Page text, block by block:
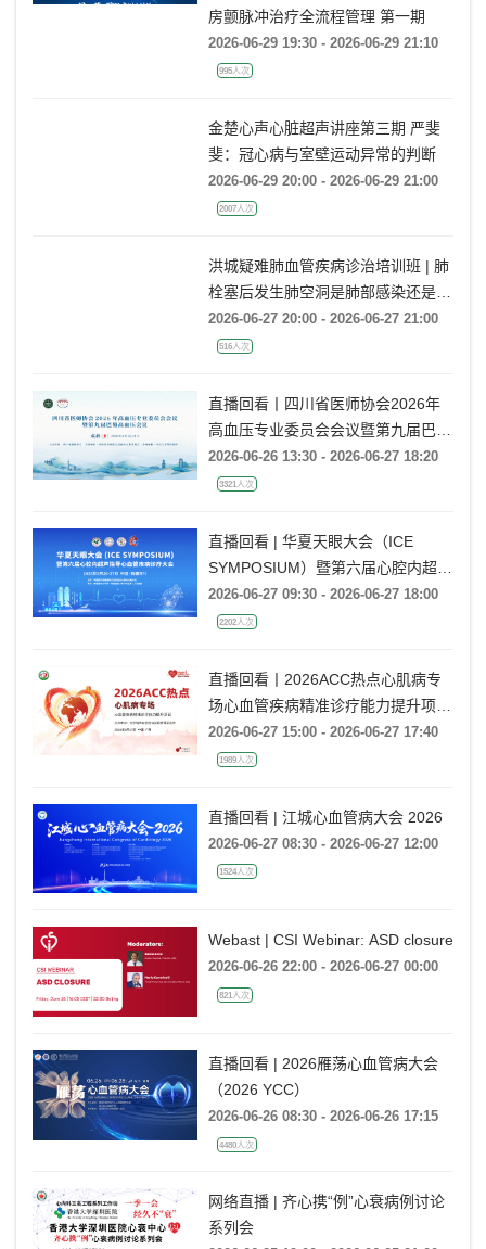
房颤脉冲治疗全流程管理 第一期
2026-06-29 19:30 - 2026-06-29 21:10
995人次
金楚心声心脏超声讲座第三期 严斐
斐：冠心病与室壁运动异常的判断
2026-06-29 20:00 - 2026-06-29 21:00
2007人次
洪城疑难肺血管疾病诊治培训班 | 肺
栓塞后发生肺空洞是肺部感染还是肺
梗死鉴别？
2026-06-27 20:00 - 2026-06-27 21:00
516人次
直播回看丨四川省医师协会2026年
高血压专业委员会会议暨第九届巴蜀
高血压会议
2026-06-26 13:30 - 2026-06-27 18:20
3321人次
直播回看 | 华夏天眼大会（ICE
SYMPOSIUM）暨第六届心腔内超声
指导心血管疾病诊疗大会
2026-06-27 09:30 - 2026-06-27 18:00
2202人次
直播回看丨2026ACC热点心肌病专
场心血管疾病精准诊疗能力提升项目
广州场
2026-06-27 15:00 - 2026-06-27 17:40
1989人次
直播回看 | 江城心血管病大会 2026
2026-06-27 08:30 - 2026-06-27 12:00
1524人次
Webast | CSI Webinar: ASD closure
2026-06-26 22:00 - 2026-06-27 00:00
821人次
直播回看 | 2026雁荡心血管病大会
（2026 YCC）
2026-06-26 08:30 - 2026-06-26 17:15
4480人次
网络直播 | 齐心携“例”心衰病例讨论
系列会